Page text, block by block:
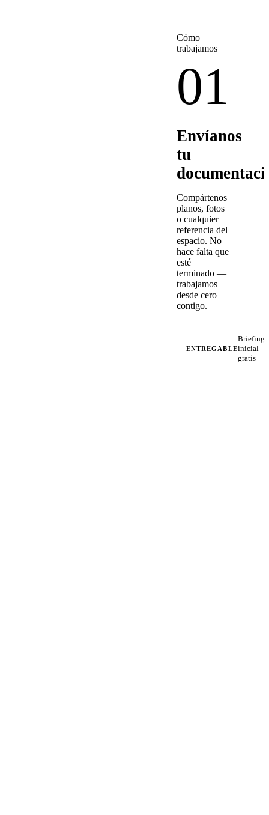
Cómo
trabajamos
01
Envíanos
tu
Compártenos
planos, fotos
o cualquier
referencia del
espacio. No
hace falta que
esté
terminado —
trabajamos
desde cero
contigo.
ENTREGABLE
Briefing
inicial
gratis